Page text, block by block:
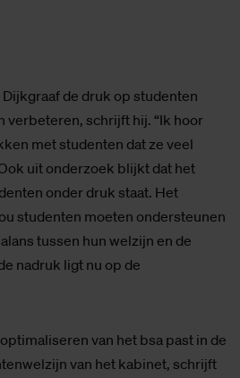
de druk op studenten
verbeteren, schrijft hij. “Ik hoor
met studenten dat ze veel
uit onderzoek blijkt dat het
onder druk staat. Het
studenten moeten ondersteunen
tussen hun welzijn en de
nadruk ligt nu op de
van het bsa past in de
van het kabinet, schrijft